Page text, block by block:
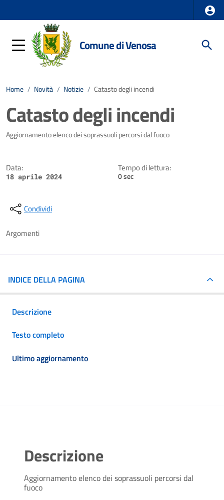
Comune di Venosa
Home / Novità / Notizie / Catasto degli incendi
Catasto degli incendi
Dettagli della notizia
Aggiornamento elenco dei soprassuoli percorsi dal fuoco
Data:
18 aprile 2024
Tempo di lettura:
0 sec
Condividi
Argomenti
INDICE DELLA PAGINA
Descrizione
Testo completo
Ultimo aggiornamento
Descrizione
Aggiornamento elenco dei soprassuoli percorsi dal
fuoco